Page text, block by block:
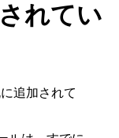
れてい
追加されて